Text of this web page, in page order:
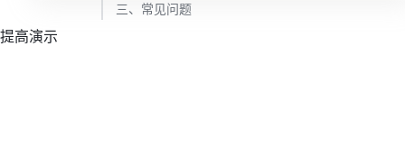
高演示
三、常见问题​